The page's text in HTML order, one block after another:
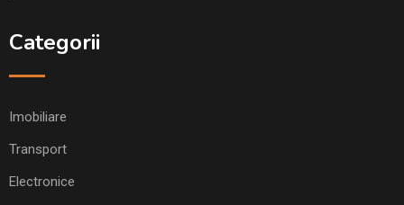
Categorii
Imobiliare
Transport
Electronice